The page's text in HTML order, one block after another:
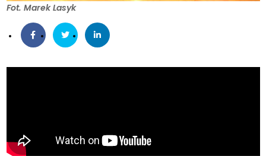
Fot. Marek Lasyk